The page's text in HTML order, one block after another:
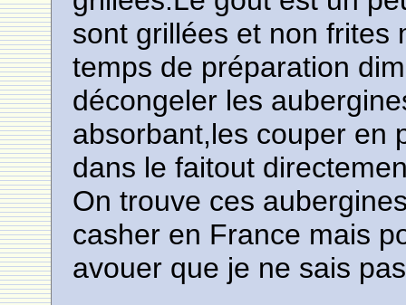
sont grillées et non frites
temps de préparation
décongeler les
absorbant,les couper en
dans le faitout
On trouve ces
casher en France mais
avouer que je ne sais